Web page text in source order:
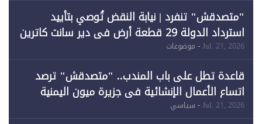
"متصدقش" تنفرد | نيابة النقض تُوصي بتأييد
استرداد الدولة 29 قطعة أرض في دير سانت كاترين
وقبول طعن الحكومة جزئيًا (1)
Jul. 21, 2026- موضوعات
قاعدة تطل على باب المندب.. "متصدقش" ترصد
اتساع الأعمال الإنشائية في جزيرة ميون اليمنية
Jul. 21, 2026- سياسي